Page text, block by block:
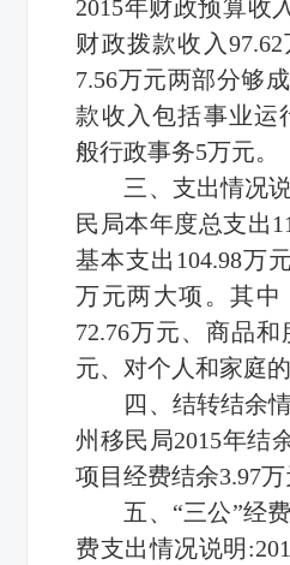
2015年财政预算收
财政拨款收入
7.56万元两部分够
款收入包括事业运
般行政事务5万元。
三、支出情况
民局本年度总支出
基本支出104.98万
万元两大项。其中
72.76万元、商品和
元、对个人和家庭的
四、结转结余
州移民局2015年结
项目经费结余3.97万
五、“三公”经
费支出情况说明